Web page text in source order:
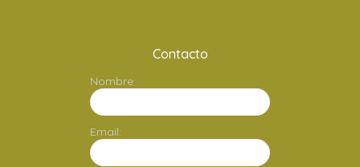
Contacto
Nombre:
Email: